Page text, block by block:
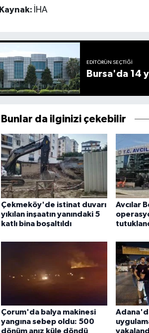
Kaynak: İHA
EDITÖRÜN SEÇTIĞI
Bursa'da 14
Bunlar da ilginizi çekebilir
Çekmeköy'de istinat duvarı
yıkılan inşaatın yanındaki 5
katlı bina boşaltıldı
Avcılar
Çorum'da balya makinesi
yangına sebep oldu: 500
dönüm anız küle döndü